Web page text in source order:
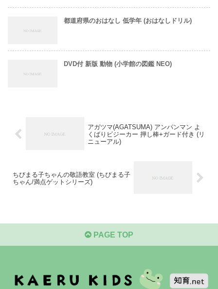
都道府県のおはなし 低学年 (おはなしドリル)
DVD付 新版 動物 (小学館の図鑑 NEO)
アガツマ(AGATSUMA) アンパンマン よ
くばりビジーカー 押し棒+ガード付き (リ
ニューアル)
ちびまる子ちゃんの敬語教室 (ちびまる子
ちゃん/満点ゲットシリーズ)
PAGE TOP